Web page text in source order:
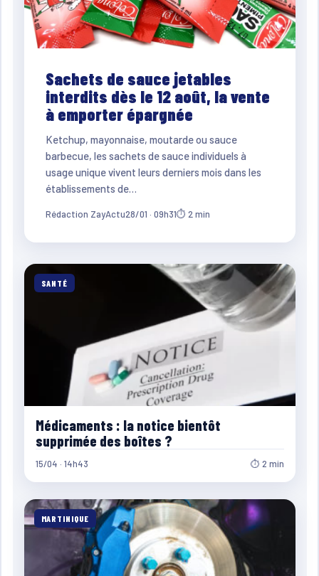
Sachets de sauce jetables
interdits dès le 12 août, la vente
à emporter épargnée
Ketchup, mayonnaise, moutarde ou sauce
barbecue, les sachets de sauce individuels à
usage unique vivent leurs derniers mois dans les
établissements de…
Rédaction ZayActu28/01 · 09h31⏱ 2 min
SANTÉ
Médicaments : la notice bientôt
supprimée des boîtes ?
15/04 · 14h43 ⏱ 2 min
MARTINIQUE